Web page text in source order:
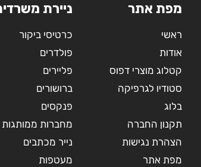
מפת אתר
ראשי
אודות
קטלוג מוצרי דפוס
סטודיו לגרפיקה
בלוג
תקנון החברה
הצהרת נגישות
מפת אתר
ניירת
כרטיסי ביקור
פולדרים
פליירים
ברושורים
פנקסים
מחברות ממותגות
נייר מכתבים
מעטפות